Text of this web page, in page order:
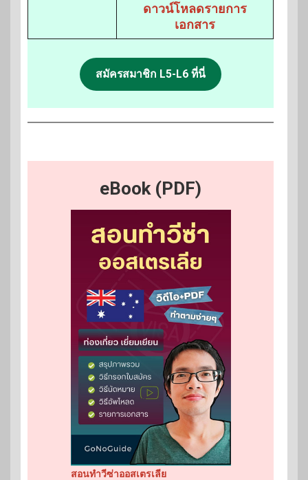
ดาวน์โหลดรายการ
เอกสาร
สมัครสมาชิก L5-L6 ที่นี่
eBook (PDF)
สอนทำวีซ่าออสเตรเลีย